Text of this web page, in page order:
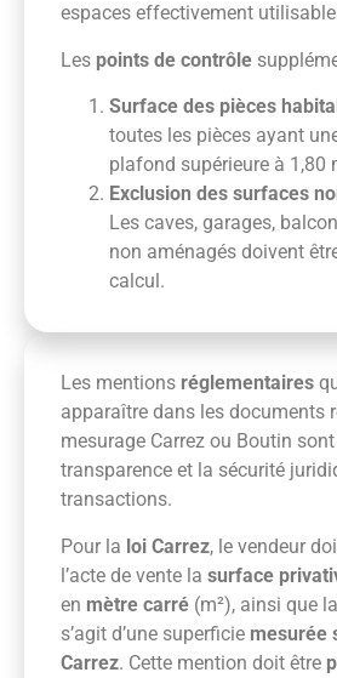
espaces effectivement
Les points de contrôle
Surface des pièces
toutes les pièces ayant
plafond supérieure à 1,80
Exclusion des surfaces
Les caves, garages,
non aménagés doivent
calcul.
Les mentions réglementaires
apparaître dans les documents
mesurage Carrez ou Boutin
transparence et la sécurité
transactions.
Pour la loi Carrez, le vendeur
l’acte de vente la surface
en mètre carré (m²), ainsi que la
s’agit d’une superficie mesurée
Carrez. Cette mention doit être